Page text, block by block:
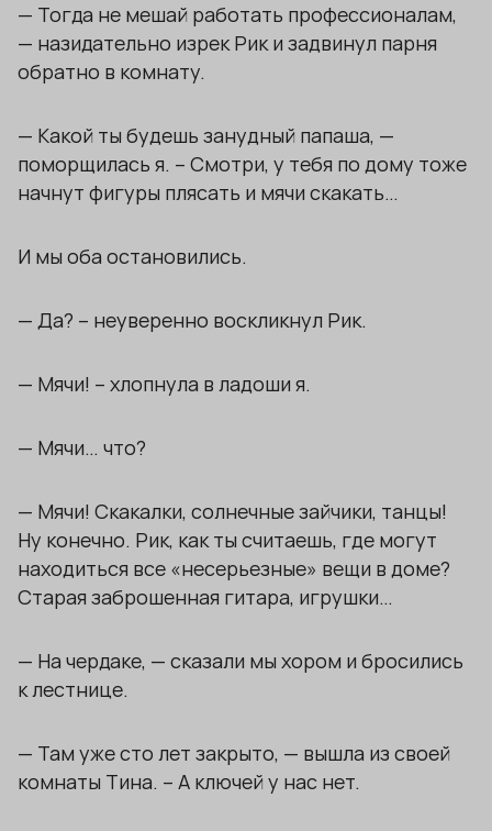
— Тогда не мешай работать профессионалам,
— назидательно изрек Рик и задвинул парня
обратно в комнату.
— Какой ты будешь занудный папаша, —
поморщилась я. – Смотри, у тебя по дому тоже
начнут фигуры плясать и мячи скакать…
И мы оба остановились.
— Да? – неуверенно воскликнул Рик.
— Мячи! – хлопнула в ладоши я.
— Мячи… что?
— Мячи! Скакалки, солнечные зайчики, танцы!
Ну конечно. Рик, как ты считаешь, где могут
находиться все «несерьезные» вещи в доме?
Старая заброшенная гитара, игрушки…
— На чердаке, — сказали мы хором и бросились
к лестнице.
— Там уже сто лет закрыто, — вышла из своей
комнаты Тина. – А ключей у нас нет.